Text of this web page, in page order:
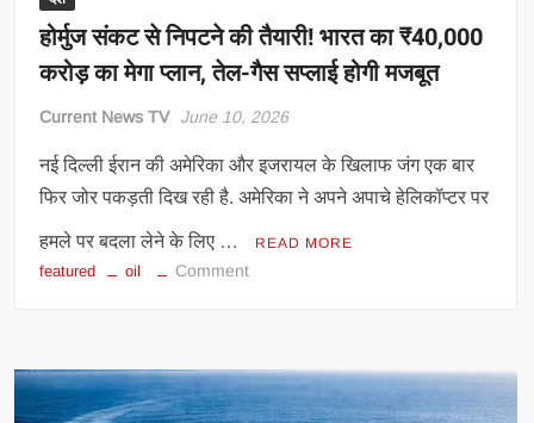
प्लान
होर्मुज संकट से निपटने की तैयारी! भारत का ₹40,000
करोड़ का मेगा प्लान, तेल-गैस सप्लाई होगी मजबूत
Current News TV June 10, 2026
नई दिल्ली ईरान की अमेरिका और इजरायल के खिलाफ जंग एक बार
फिर जोर पकड़ती दिख रही है. अमेरिका ने अपने अपाचे हेलिकॉप्टर पर
हमले पर बदला लेने के लिए … READ MORE
featured oil Commenton
निपटने
की